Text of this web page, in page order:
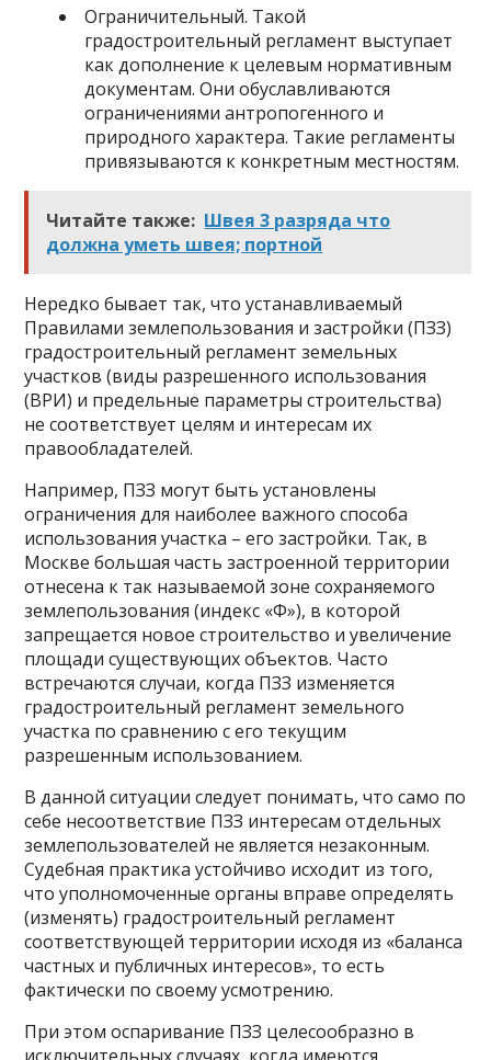
Ограничительный. Такой
градостроительный регламент выступает
как дополнение к целевым нормативным
документам. Они обуславливаются
ограничениями антропогенного и
природного характера. Такие регламенты
привязываются к конкретным местностям.
Читайте также: Швея 3 разряда что
должна уметь швея; портной
Нередко бывает так, что устанавливаемый
Правилами землепользования и застройки (ПЗЗ)
градостроительный регламент земельных
участков (виды разрешенного использования
(ВРИ) и предельные параметры строительства)
не соответствует целям и интересам их
правообладателей.
Например, ПЗЗ могут быть установлены
ограничения для наиболее важного способа
использования участка – его застройки. Так, в
Москве большая часть застроенной территории
отнесена к так называемой зоне сохраняемого
землепользования (индекс «Ф»), в которой
запрещается новое строительство и увеличение
площади существующих объектов. Часто
встречаются случаи, когда ПЗЗ изменяется
градостроительный регламент земельного
участка по сравнению с его текущим
разрешенным использованием.
В данной ситуации следует понимать, что само по
себе несоответствие ПЗЗ интересам отдельных
землепользователей не является незаконным.
Судебная практика устойчиво исходит из того,
что уполномоченные органы вправе определять
(изменять) градостроительный регламент
соответствующей территории исходя из «баланса
частных и публичных интересов», то есть
фактически по своему усмотрению.
При этом оспаривание ПЗЗ целесообразно в